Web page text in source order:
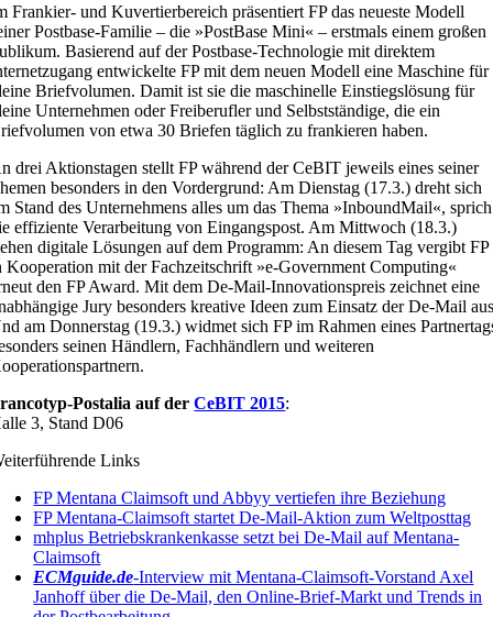
Frankier- und Kuvertierbereich präsentiert FP das neueste Modell
Postbase-Familie – die »PostBase Mini« – erstmals einem großen
Basierend auf der Postbase-Technologie mit direktem
entwickelte FP mit dem neuen Modell eine Maschine für
Briefvolumen. Damit ist sie die maschinelle Einstiegslösung für
Unternehmen oder Freiberufler und Selbstständige, die ein
von etwa 30 Briefen täglich zu frankieren haben.
drei Aktionstagen stellt FP während der CeBIT jeweils eines seiner
besonders in den Vordergrund: Am Dienstag (17.3.) dreht sich
Stand des Unternehmens alles um das Thema »InboundMail«, sprich
effiziente Verarbeitung von Eingangspost. Am Mittwoch (18.3.)
digitale Lösungen auf dem Programm: An diesem Tag vergibt FP
Kooperation mit der Fachzeitschrift »e-Government Computing«
den FP Award. Mit dem De-Mail-Innovationspreis zeichnet eine
Jury besonders kreative Ideen zum Einsatz der De-Mail
am Donnerstag (19.3.) widmet sich FP im Rahmen eines
seinen Händlern, Fachhändlern und weiteren
Postalia auf derCeBIT 2015:
3, Stand D06
Links
FP Mentana Claimsoft und Abbyy vertiefen ihre Beziehung
FP Mentana-Claimsoft startet De-Mail-Aktion zum Weltposttag
mhplus Betriebskrankenkasse setzt bei De-Mail auf Mentana-
Claimsoft
ECMguide.de-Interview mit Mentana-Claimsoft-Vorstand Axel
Janhoff über die De-Mail, den Online-Brief-Markt und Trends in